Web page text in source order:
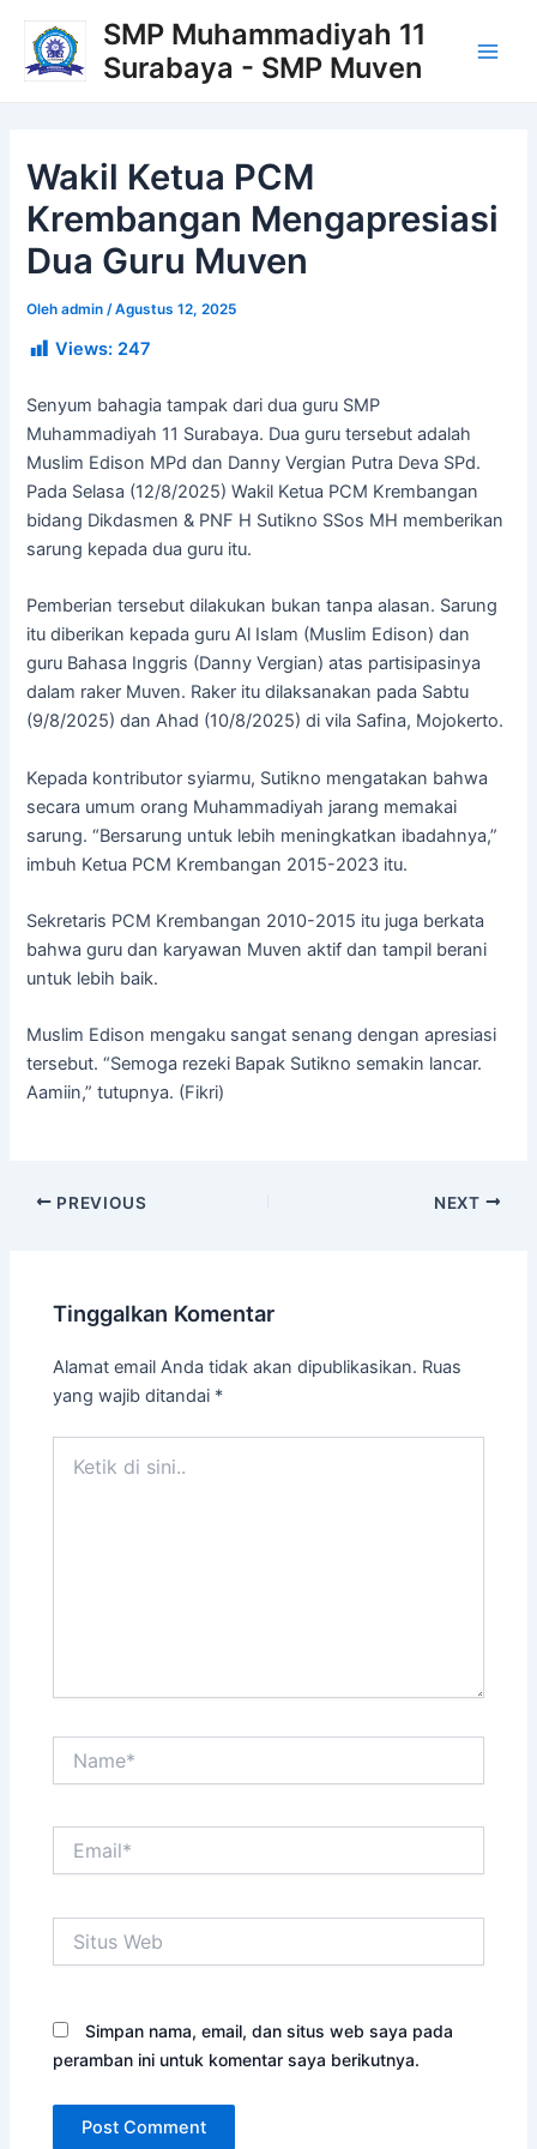
konten
SMP Muhammadiyah 11
Surabaya - SMP Muven
Wakil Ketua PCM
Krembangan Mengapresiasi
Dua Guru Muven
Olehadmin/Agustus 12, 2025
Views: 247
Senyum bahagia tampak dari dua guru SMP
Muhammadiyah 11 Surabaya. Dua guru tersebut adalah
Muslim Edison MPd dan Danny Vergian Putra Deva SPd.
Pada Selasa (12/8/2025) Wakil Ketua PCM Krembangan
bidang Dikdasmen & PNF H Sutikno SSos MH memberikan
sarung kepada dua guru itu.
Pemberian tersebut dilakukan bukan tanpa alasan. Sarung
itu diberikan kepada guru Al Islam (Muslim Edison) dan
guru Bahasa Inggris (Danny Vergian) atas partisipasinya
dalam raker Muven. Raker itu dilaksanakan pada Sabtu
(9/8/2025) dan Ahad (10/8/2025) di vila Safina, Mojokerto.
Kepada kontributor syiarmu, Sutikno mengatakan bahwa
secara umum orang Muhammadiyah jarang memakai
sarung. “Bersarung untuk lebih meningkatkan ibadahnya,”
imbuh Ketua PCM Krembangan 2015-2023 itu.
Sekretaris PCM Krembangan 2010-2015 itu juga berkata
bahwa guru dan karyawan Muven aktif dan tampil berani
untuk lebih baik.
Muslim Edison mengaku sangat senang dengan apresiasi
tersebut. “Semoga rezeki Bapak Sutikno semakin lancar.
Aamiin,” tutupnya. (Fikri)
navigation
PREVIOUS NEXT
Tinggalkan Komentar
Alamat email Anda tidak akan dipublikasikan. Ruas
yang wajib ditandai *
Web
Simpan nama, email, dan situs web saya pada
peramban ini untuk komentar saya berikutnya.